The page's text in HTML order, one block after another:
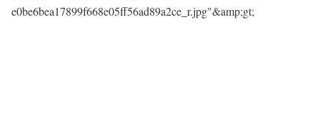
e0be6bea17899f668e05ff56ad89a2ce_r.jpg"&amp;gt;